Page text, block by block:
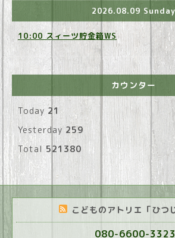
2026.08.09 Sunday
10:00 スィーツ貯金箱WS
カウンター
Today 21
Yesterday 259
Total521380
こどものアトリエ「ひつ
080-6600-3323